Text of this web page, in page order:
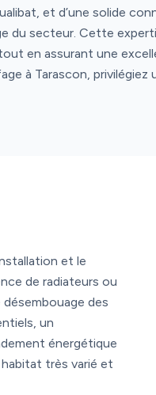
et d’une solide
du secteur. Cette
en assurant une
à Tarascon, privilégiez
et le
de radiateurs ou
désembouage des
un
énergétique
très varié et